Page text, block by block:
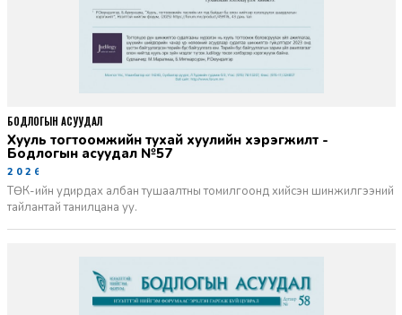
Хууль тогтоомжийн тухай хуулийн хэрэгжилт -
Бодлогын асуудал №57
2026-06-02
ТӨК-ийн удирдах албан тушаалтны томилгоонд хийсэн шинжилгээний
тайлантай танилцана уу.
БОДЛОГЫН АСУУДАЛ